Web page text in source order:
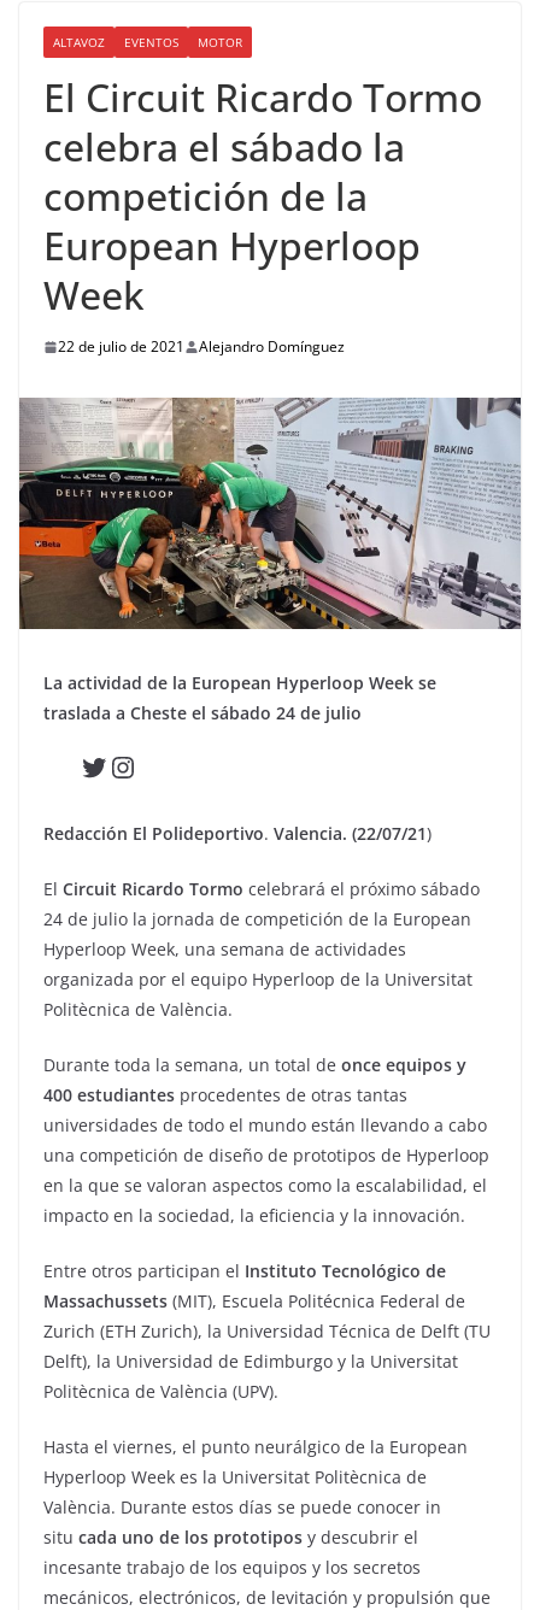
ALTAVOZ EVENTOS MOTOR
El Circuit Ricardo Tormo
celebra el sábado la
competición de la
European Hyperloop
Week
22 de julio de 2021 Alejandro Domínguez
La actividad de la European Hyperloop Week se
traslada a Cheste el sábado 24 de julio
Twitter
Instagram
Redacción El Polideportivo. Valencia. (22/07/21)
El Circuit Ricardo Tormo celebrará el próximo sábado
24 de julio la jornada de competición de la European
Hyperloop Week, una semana de actividades
organizada por el equipo Hyperloop de la Universitat
Politècnica de València.
Durante toda la semana, un total de once equipos y
400 estudiantes procedentes de otras tantas
universidades de todo el mundo están llevando a cabo
una competición de diseño de prototipos de Hyperloop
en la que se valoran aspectos como la escalabilidad, el
impacto en la sociedad, la eficiencia y la innovación.
Entre otros participan el Instituto Tecnológico de
Massachussets (MIT), Escuela Politécnica Federal de
Zurich (ETH Zurich), la Universidad Técnica de Delft (TU
Delft), la Universidad de Edimburgo y la Universitat
Politècnica de València (UPV).
Hasta el viernes, el punto neurálgico de la European
Hyperloop Week es la Universitat Politècnica de
València. Durante estos días se puede conocer in
situ cada uno de los prototipos y descubrir el
incesante trabajo de los equipos y los secretos
mecánicos, electrónicos, de levitación y propulsión que